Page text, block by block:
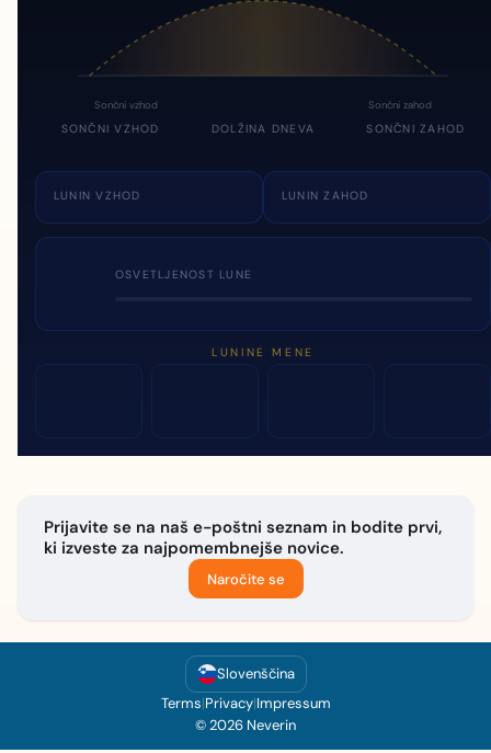
Sončni vzhod Sončni zahod
SONČNI VZHOD DOLŽINA DNEVA SONČNI ZAHOD
LUNIN VZHOD LUNIN ZAHOD
OSVETLJENOST LUNE
LUNINE MENE
Prijavite se na naš e-poštni seznam in bodite prvi,
ki izveste za najpomembnejše novice.
Naročite se
Slovenščina
Terms|Privacy|Impressum
© 2026 Neverin